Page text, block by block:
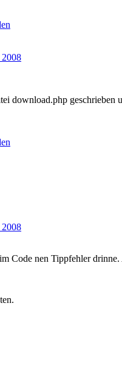
download.php geschrieben
Code nen Tippfehler